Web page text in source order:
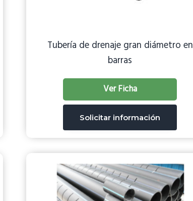
Tubería de drenaje gran diámetro en
barras
Ver Ficha
Solicitar información